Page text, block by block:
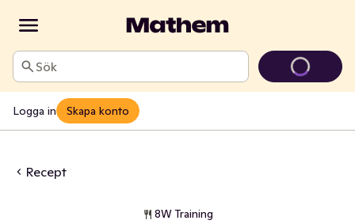
Sök
Logga in Skapa konto
Recept
8W Training